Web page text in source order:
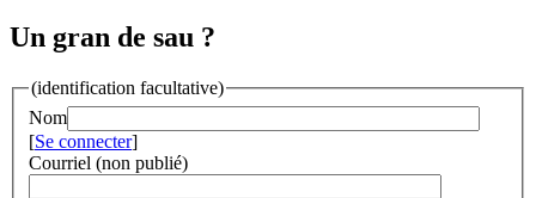
Un gran de sau ?
(identification facultative)
Nom
[Se connecter]
Courriel (non publié)